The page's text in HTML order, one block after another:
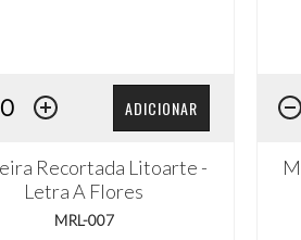
ADICIONAR
Recortada Litoarte -
Letra A Flores
MRL-007